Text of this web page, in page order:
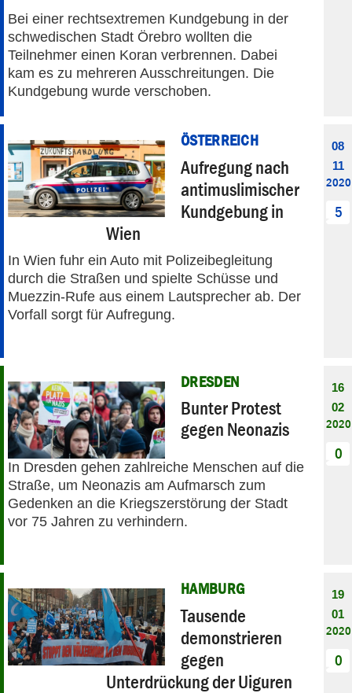
Bei einer rechtsextremen Kundgebung in der
schwedischen Stadt Örebro wollten die
Teilnehmer einen Koran verbrennen. Dabei
kam es zu mehreren Ausschreitungen. Die
Kundgebung wurde verschoben.
ÖSTERREICH
Aufregung nach
antimuslimischer
Kundgebung in
Wien
In Wien fuhr ein Auto mit Polizeibegleitung
durch die Straßen und spielte Schüsse und
Muezzin-Rufe aus einem Lautsprecher ab. Der
Vorfall sorgt für Aufregung.
08
11
2020
5
DRESDEN
Bunter Protest
gegen Neonazis
In Dresden gehen zahlreiche Menschen auf die
Straße, um Neonazis am Aufmarsch zum
Gedenken an die Kriegszerstörung der Stadt
vor 75 Jahren zu verhindern.
16
02
2020
0
HAMBURG
Tausende
demonstrieren
gegen
Unterdrückung der Uiguren
19
01
2020
0